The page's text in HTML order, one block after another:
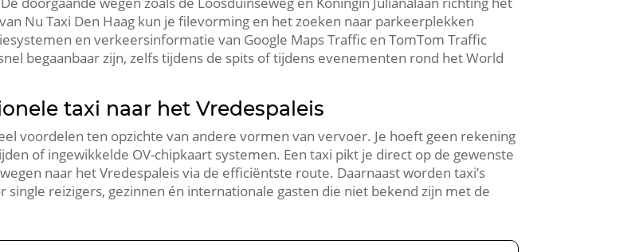
Nu Taxi Den Haag kun je filevorming en het zoeken naar parkeerplekken
en verkeersinformatie van Google Maps Traffic en TomTom Traffic
begaanbaar zijn, zelfs tijdens de spits of tijdens evenementen rond het World
taxi naar het Vredespaleis
voordelen ten opzichte van andere vormen van vervoer. Je hoeft geen rekening
of ingewikkelde OV-chipkaart systemen. Een taxi pikt je direct op de gewenste
naar het Vredespaleis via de efficiëntste route. Daarnaast worden taxi’s
reizigers, gezinnen én internationale gasten die niet bekend zijn met de